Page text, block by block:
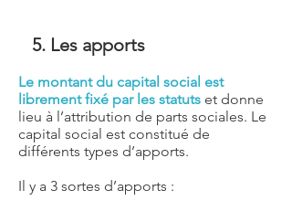
5. Les apports
Le montant du capital social est
librement fixé par les statuts et donne
lieu à l’attribution de parts sociales. Le
capital social est constitué de
différents types d’apports.
Il y a 3 sortes d’apports :